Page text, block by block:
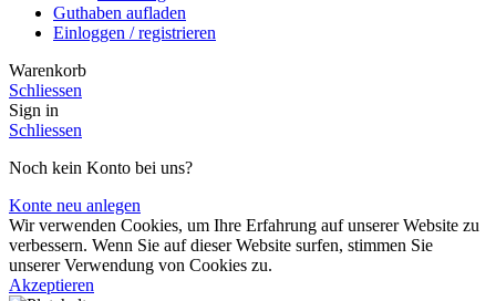
Guthaben aufladen
Einloggen / registrieren
Warenkorb
Schliessen
Sign in
Schliessen
Noch kein Konto bei uns?
Konte neu anlegen
Wir verwenden Cookies, um Ihre Erfahrung auf unserer Website zu
verbessern. Wenn Sie auf dieser Website surfen, stimmen Sie
unserer Verwendung von Cookies zu.
Akzeptieren